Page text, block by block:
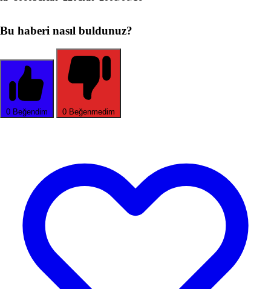
Bu haberi nasıl buldunuz?
0 Beğendim 0 Beğenmedim